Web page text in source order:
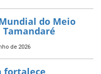
para
pública do
de 2026